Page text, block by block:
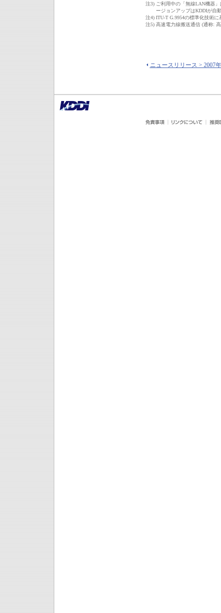
注3) ご利用中の「無線LAN機器
ージョンアップはKDDIが自
注4) ITU-T G.9954の標準化技術
注5) 高速電力線搬送通信 (通称:
ニュースリリース > 2007年